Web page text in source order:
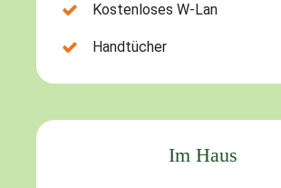
Kostenloses W-Lan
Handtücher
Im Haus